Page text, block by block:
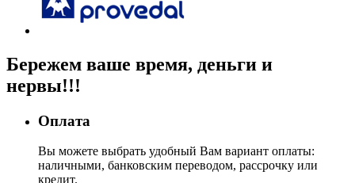
Бережем ваше время, деньги и
нервы!!!
Оплата
Вы можете выбрать удобный Вам вариант оплаты:
наличными, банковским переводом, рассрочку или
кредит.